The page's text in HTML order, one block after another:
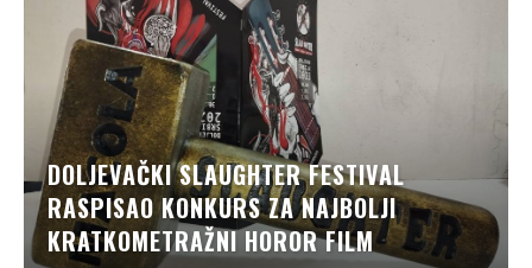
DOLJEVAČKI SLAUGHTER FESTIVAL
RASPISAO KONKURS ZA NAJBOLJI
KRATKOMETRAŽNI HOROR FILM